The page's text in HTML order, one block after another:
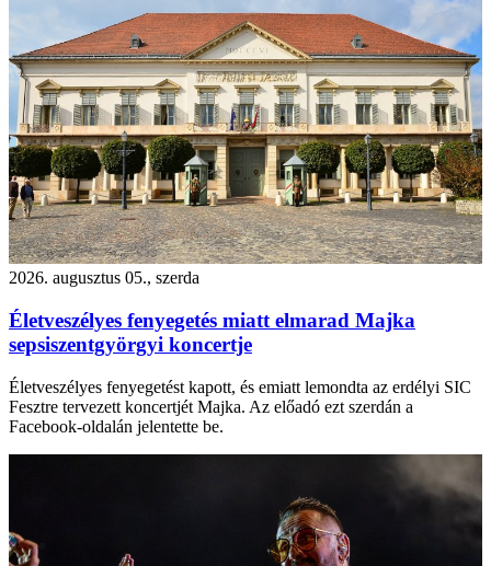
2026. augusztus 05., szerda
Életveszélyes fenyegetés miatt elmarad Majka
sepsiszentgyörgyi koncertje
Életveszélyes fenyegetést kapott, és emiatt lemondta az erdélyi SIC
Fesztre tervezett koncertjét Majka. Az előadó ezt szerdán a
Facebook-oldalán jelentette be.